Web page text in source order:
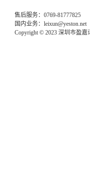
售后服务：0769-81777825
国内业务：leixun@yeston.net
Copyright © 2023 深圳市盈嘉